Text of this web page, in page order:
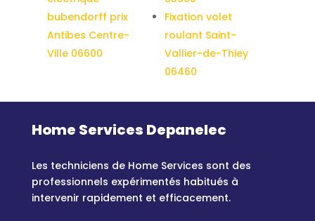
bubendorff prix
Antibes Centre-
Ville 06600
Fixation volet
roulant Saint-
Vallier-de-Thiey
06460
Home Services Depanelec
Les techniciens de Home Services sont des
professionnels expérimentés habitués à
intervenir rapidement et efficacement.